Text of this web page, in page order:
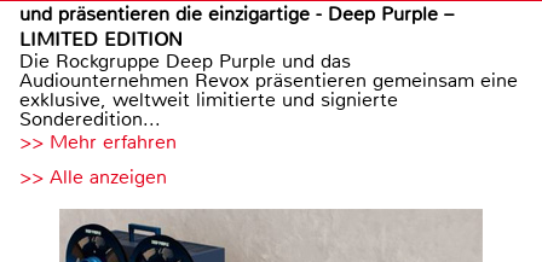
und präsentieren die einzigartige - Deep Purple –
LIMITED EDITION
Die Rockgruppe Deep Purple und das
Audiounternehmen Revox präsentieren gemeinsam eine
exklusive, weltweit limitierte und signierte
Sonderedition...
>> Mehr erfahren
>> Alle anzeigen